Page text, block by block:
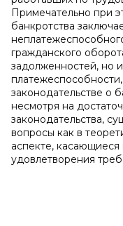
Примечательно при
банкротства
гражданского
задолженностей, но
законодательстве о
несмотря на
законодательства,
вопросы как в
аспекте,
удовлетворения